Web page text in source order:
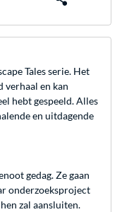
Tales serie. Het
verhaal en kan
hebt gespeeld. Alles
en uitdagende
gedag. Ze gaan
onderzoeksproject
zal aansluiten.